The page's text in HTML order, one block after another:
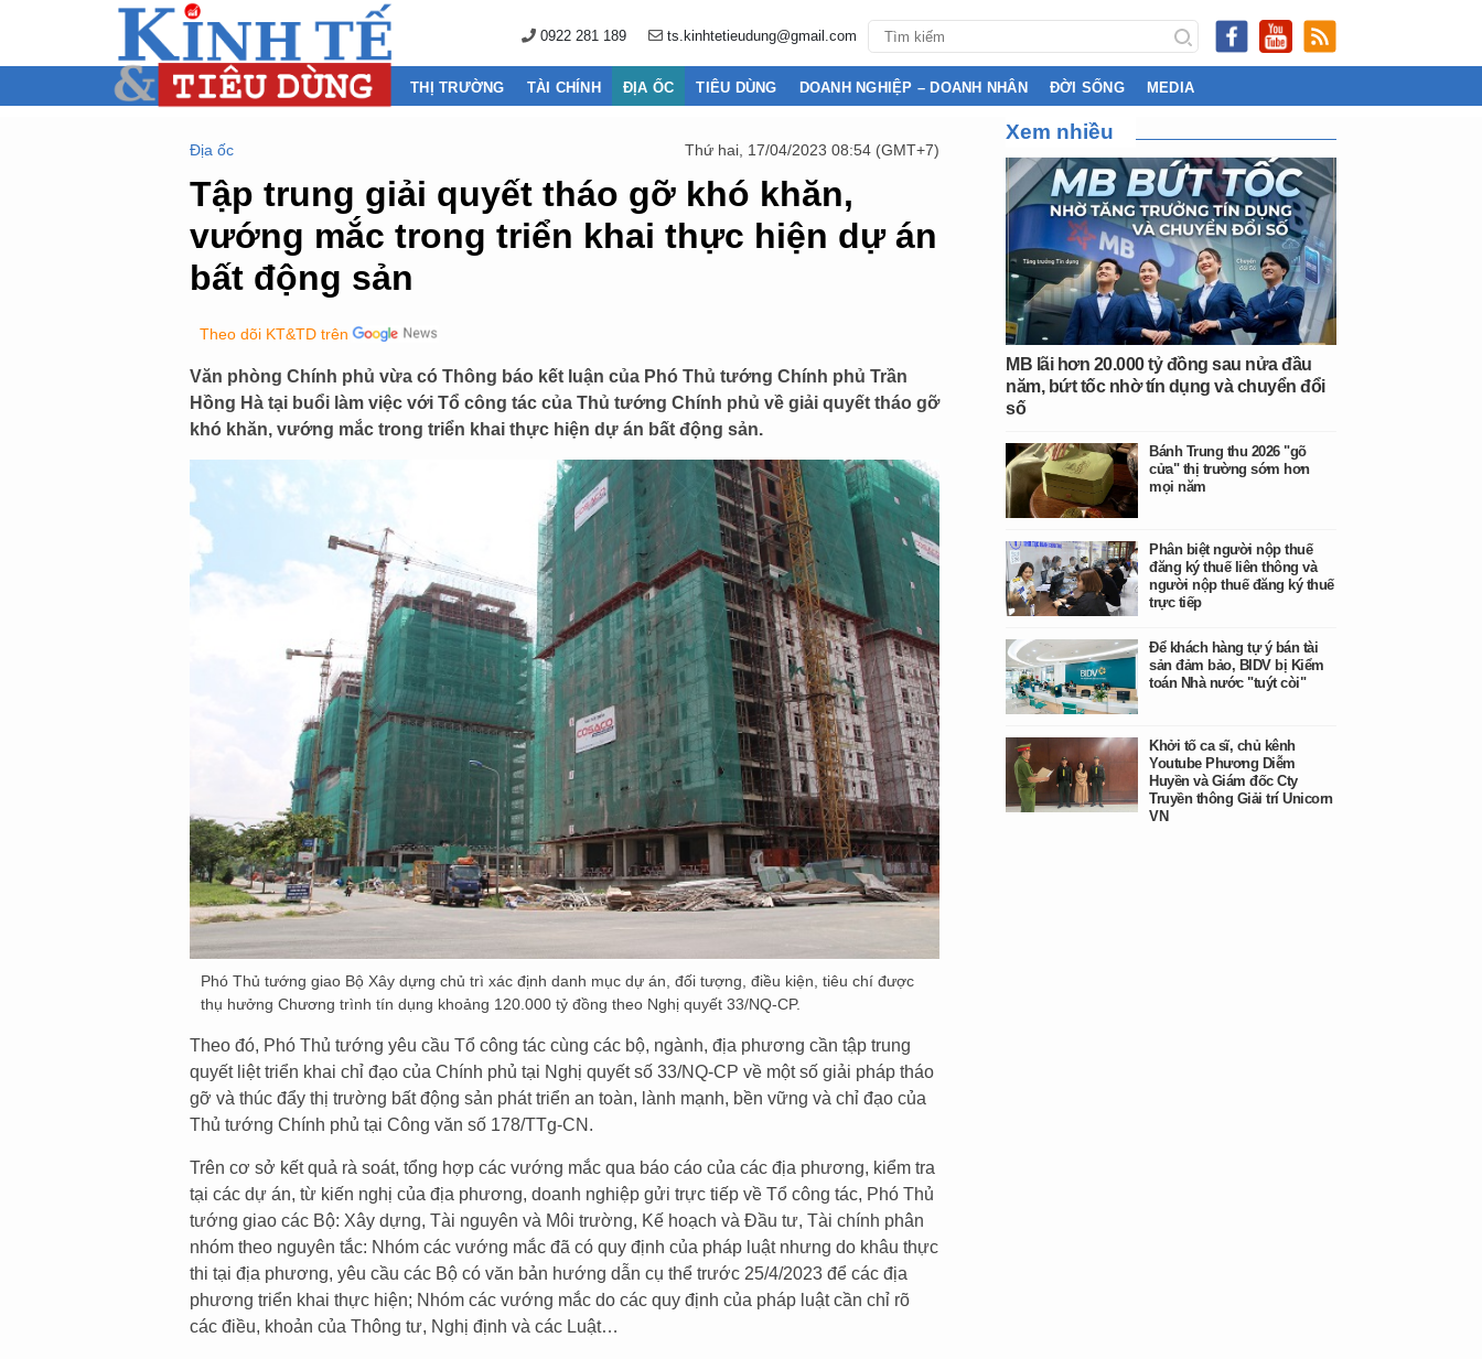
0922 281 189 ts.kinhtetieudung@gmail.com
THỊ TRƯỜNG TÀI CHÍNH ĐỊA ỐC TIÊU DÙNG DOANH NGHIỆP – DOANH NHÂN ĐỜI SỐNG MEDIA
Địa ốc Thứ hai, 17/04/2023 08:54 (GMT+7)
Tập trung giải quyết tháo gỡ khó khăn,
vướng mắc trong triển khai thực hiện dự án
bất động sản
Theo dõi KT&TD trên
Văn phòng Chính phủ vừa có Thông báo kết luận của Phó Thủ tướng Chính phủ Trần
Hồng Hà tại buổi làm việc với Tổ công tác của Thủ tướng Chính phủ về giải quyết tháo gỡ
khó khăn, vướng mắc trong triển khai thực hiện dự án bất động sản.
Phó Thủ tướng giao Bộ Xây dựng chủ trì xác định danh mục dự án, đối tượng, điều kiện, tiêu chí được
thụ hưởng Chương trình tín dụng khoảng 120.000 tỷ đồng theo Nghị quyết 33/NQ-CP.
Theo đó, Phó Thủ tướng yêu cầu Tổ công tác cùng các bộ, ngành, địa phương cần tập trung
quyết liệt triển khai chỉ đạo của Chính phủ tại Nghị quyết số 33/NQ-CP về một số giải pháp tháo
gỡ và thúc đẩy thị trường bất động sản phát triển an toàn, lành mạnh, bền vững và chỉ đạo của
Thủ tướng Chính phủ tại Công văn số 178/TTg-CN.
Trên cơ sở kết quả rà soát, tổng hợp các vướng mắc qua báo cáo của các địa phương, kiểm tra
tại các dự án, từ kiến nghị của địa phương, doanh nghiệp gửi trực tiếp về Tổ công tác, Phó Thủ
tướng giao các Bộ: Xây dựng, Tài nguyên và Môi trường, Kế hoạch và Đầu tư, Tài chính phân
nhóm theo nguyên tắc: Nhóm các vướng mắc đã có quy định của pháp luật nhưng do khâu thực
thi tại địa phương, yêu cầu các Bộ có văn bản hướng dẫn cụ thể trước 25/4/2023 để các địa
phương triển khai thực hiện; Nhóm các vướng mắc do các quy định của pháp luật cần chỉ rõ
các điều, khoản của Thông tư, Nghị định và các Luật…
Xem nhiều
MB lãi hơn 20.000 tỷ đồng sau nửa đầu
năm, bứt tốc nhờ tín dụng và chuyển đổi
số
Bánh Trung thu 2026 "gõ
cửa" thị trường sớm hơn
mọi năm
Phân biệt người nộp thuế
đăng ký thuế liên thông và
người nộp thuế đăng ký thuế
trực tiếp
Để khách hàng tự ý bán tài
sản đảm bảo, BIDV bị Kiểm
toán Nhà nước "tuýt còi"
Khởi tố ca sĩ, chủ kênh
Youtube Phương Diễm
Huyền và Giám đốc Cty
Truyền thông Giải trí Unicorn
VN